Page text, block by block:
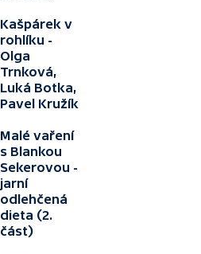
Kašpárek v
rohlíku -
Olga
Trnková,
Luká Botka,
Pavel Kružík
Malé vaření
s Blankou
Sekerovou -
jarní
odlehčená
dieta (2.
část)